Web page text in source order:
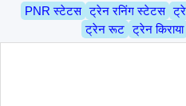
PNR स्टेटस ट्रेन रनिंग स्टेटस
ट्रेन रूट ट्रेन किराया